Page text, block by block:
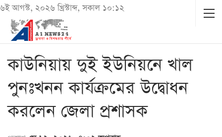
৬ই আগস্ট, ২০২৬ খ্রিস্টাব্দ, সকাল ১০:১২
কাউনিয়ায় দুই ইউনিয়নে খাল
পুনঃখনন কার্যক্রমের উদ্বোধন
করলেন জেলা প্রশাসক